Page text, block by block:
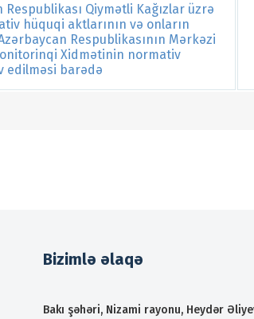
Qiymətli Kağızlar üzrə
hüquqi aktlarının və onların
Respublikasının Mərkəzi
Xidmətinin normativ
edilməsi barədə
Bizimlə əlaqə
Bakı şəhəri, Nizami rayonu, Heydər